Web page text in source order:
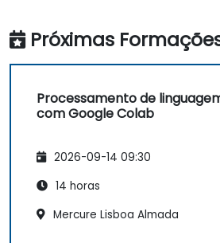
Próximas
Processamento de
com Google Colab
2026-09-14 09:30
14 horas
Mercure Lisboa Almada